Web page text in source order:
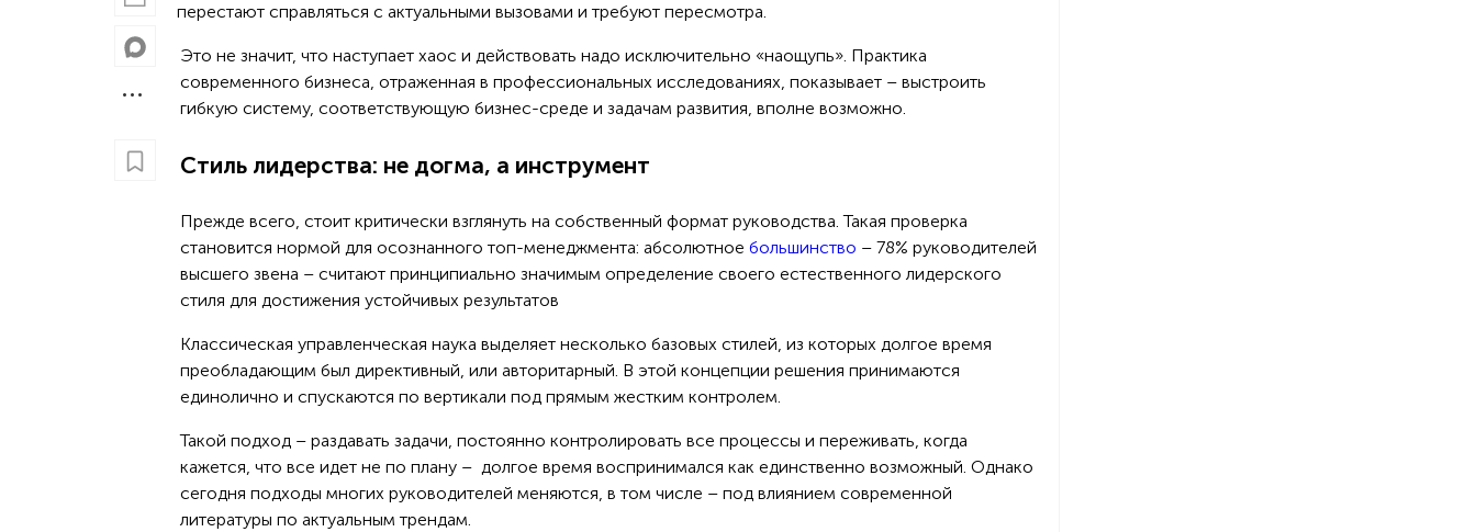
перестают справляться с актуальными вызовами и требуют пересмотра.
Это не значит, что наступает хаос и действовать надо исключительно «наощупь». Практика
современного бизнеса, отраженная в профессиональных исследованиях, показывает – выстроить
гибкую систему, соответствующую бизнес-среде и задачам развития, вполне возможно.
Стиль лидерства: не догма, а инструмент
Прежде всего, стоит критически взглянуть на собственный формат руководства. Такая проверка
становится нормой для осознанного топ-менеджмента: абсолютное большинство – 78% руководителей
высшего звена – считают принципиально значимым определение своего естественного лидерского
стиля для достижения устойчивых результатов
Классическая управленческая наука выделяет несколько базовых стилей, из которых долгое время
преобладающим был директивный, или авторитарный. В этой концепции решения принимаются
единолично и спускаются по вертикали под прямым жестким контролем.
Такой подход – раздавать задачи, постоянно контролировать все процессы и переживать, когда
кажется, что все идет не по плану – долгое время воспринимался как единственно возможный. Однако
сегодня подходы многих руководителей меняются, в том числе – под влиянием современной
литературы по актуальным трендам.